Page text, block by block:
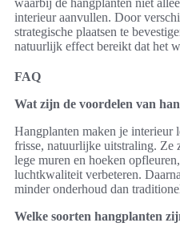
interieur aanvullen. Door
strategische plaatsen te
natuurlijk effect bereikt dat het
FAQ
Wat zijn de voordelen van
Hangplanten maken je interieur
frisse, natuurlijke uitstraling. Ze
lege muren en hoeken
luchtkwaliteit verbeteren.
minder onderhoud dan
Welke soorten hangplanten